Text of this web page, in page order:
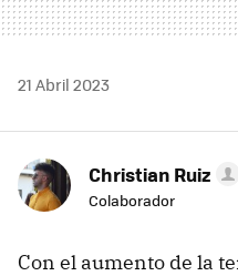
21 Abril 2023
Christian Ruiz
Colaborador
Con el aumento de la